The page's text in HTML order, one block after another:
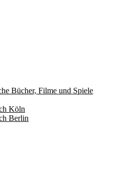
Bücher, Filme und Spiele
Köln
Berlin